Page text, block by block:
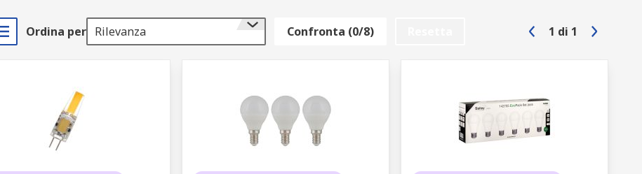
Ordina per Rilevanza Confronta (0/8) 1 di 1